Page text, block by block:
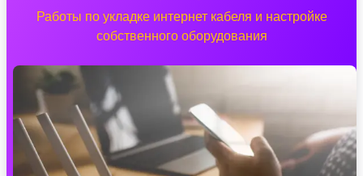
Работы по укладке интернет кабеля и настройке
собственного оборудования